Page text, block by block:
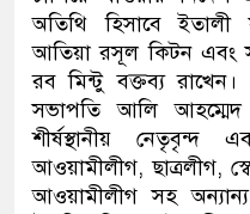
অতিথি হিসাবে ইতালী
আতিয়া রসূল কিটন এবং
রব মিন্টু বক্তব্য
সভাপতি আলি আহম্মেদ
শীর্ষস্থানীয়
আওয়ামীলীগ, ছাত্রলীগ,
আওয়ামীলীগ সহ